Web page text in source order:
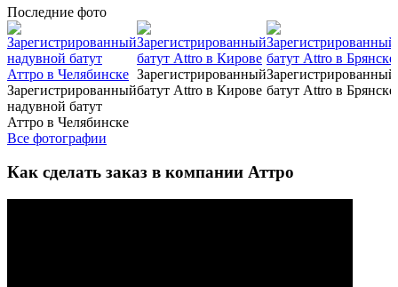
Последние фото
Зарегистрированный
надувной батут
Аттро в Челябинске
Зарегистрированный
батут Attro в Кирове
Зарегистрированный
батут Attro в Брянске
Все фотографии
Как сделать заказ в компании Аттро